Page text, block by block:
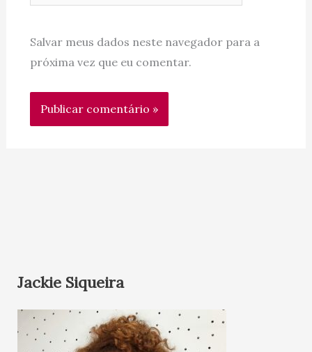
Salvar meus dados neste navegador para a
próxima vez que eu comentar.
Jackie Siqueira